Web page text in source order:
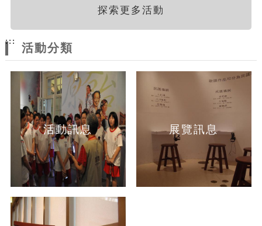
探索更多活動
:::
活動分類
活動訊息 展覽訊息